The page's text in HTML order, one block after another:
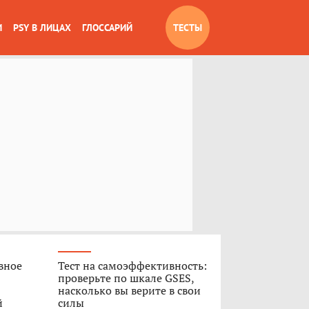
PSY В ЛИЦАХ ГЛОССАРИЙ ТЕСТЫ
Тест на самоэффективность:
проверьте по шкале GSES,
насколько вы верите в свои
силы